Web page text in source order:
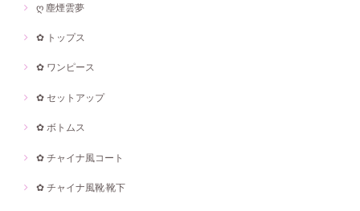
ღ 塵煙雲夢
✿ トップス
✿ ワンピース
✿ セットアップ
✿ ボトムス
✿ チャイナ風コート
✿ チャイナ風靴·靴下